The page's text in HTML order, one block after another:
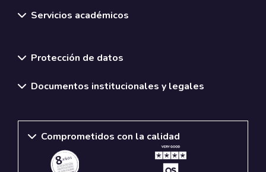
Servicios académicos
Protección de datos
Documentos institucionales y legales
Comprometidos con la calidad